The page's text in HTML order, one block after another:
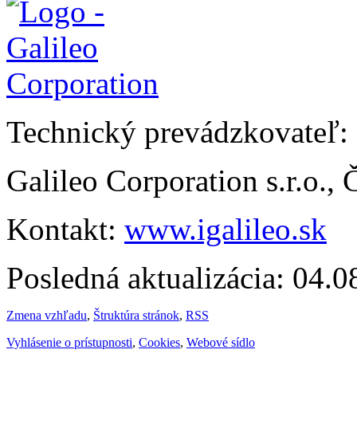
Technický prevádzkovateľ:
Galileo Corporation s.r.o.,
Kontakt: www.igalileo.sk
Posledná aktualizácia:
Zmena vzhľadu, Štruktúra stránok, RSS
Vyhlásenie o prístupnosti, Cookies, Webové sídlo